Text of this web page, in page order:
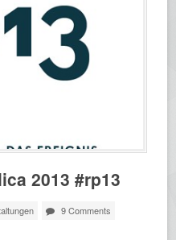
2013 #rp13
9 Comments